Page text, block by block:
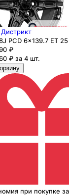
PCD 6x139.7 ЕТ
₽
₽ за 4 шт.
при покупке